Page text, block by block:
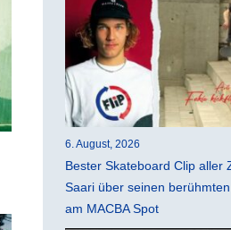
6. August, 2026
Bester Skateboard Clip aller
Saari über seinen
am MACBA Spot